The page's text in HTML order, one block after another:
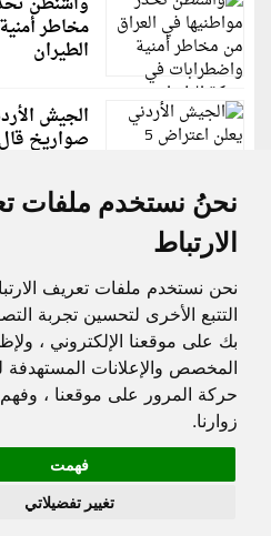
نحنُ نستخدم ملفات
الارتباط
نحن نستخدم ملفات تعريف
التتبع الأخرى لتحسين تجربة
بك على موقعنا الإلكتروني ،
المخصص والإعلانات المستهدفة
حركة المرور على موقعنا ،
زوارنا.
فهمت
تغيير تفضيلاتي
مخاطر
الطيران
صواريخ
جميع الحقوق محفوظة لدنيا الوطن ©
Policy